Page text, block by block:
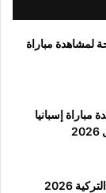
لمشاهدة مباراة
مباراة إسبانيا
بيانات استقبال قناة Show TV التركية 2026